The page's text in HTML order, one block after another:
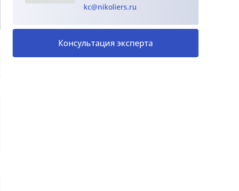
kc@nikoliers.ru
Консультация эксперта